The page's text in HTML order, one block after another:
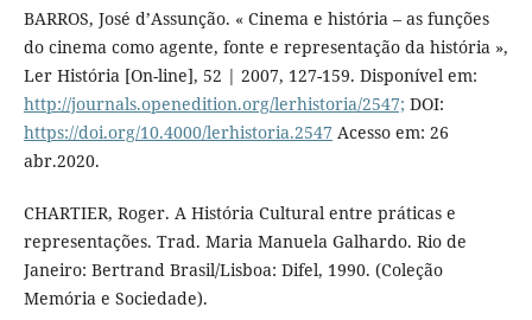
BARROS, José d’Assunção. « Cinema e história – as funções
do cinema como agente, fonte e representação da história »,
Ler História [On-line], 52 | 2007, 127-159. Disponível em:
http://journals.openedition.org/lerhistoria/2547; DOI:
https://doi.org/10.4000/lerhistoria.2547 Acesso em: 26
abr.2020.
CHARTIER, Roger. A História Cultural entre práticas e
representações. Trad. Maria Manuela Galhardo. Rio de
Janeiro: Bertrand Brasil/Lisboa: Difel, 1990. (Coleção
Memória e Sociedade).